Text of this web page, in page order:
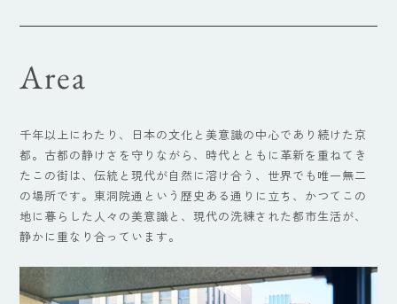
Area
千年以上にわたり、日本の文化と美意識の中心であり続けた京
都。古都の静けさを守りながら、時代とともに革新を重ねてき
たこの街は、伝統と現代が自然に溶け合う、世界でも唯一無二
の場所です。東洞院通という歴史ある通りに立ち、かつてこの
地に暮らした人々の美意識と、現代の洗練された都市生活が、
静かに重なり合っています。